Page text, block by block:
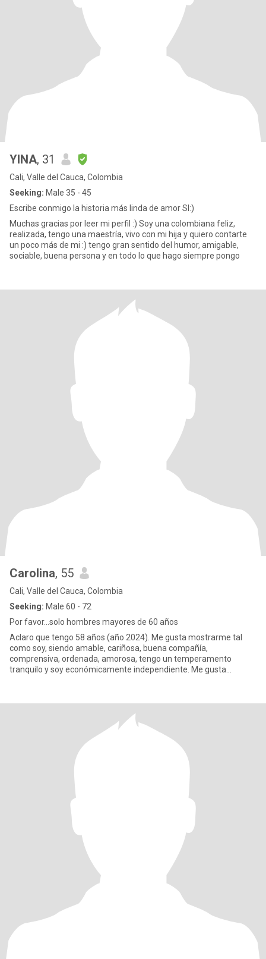
YINA, 31
Cali, Valle del Cauca, Colombia
Seeking: Male 35 - 45
Escribe conmigo la historia más linda de amor SI:)
Muchas gracias por leer mi perfil :) Soy una colombiana feliz,
realizada, tengo una maestría, vivo con mi hija y quiero contarte
un poco más de mi :) tengo gran sentido del humor, amigable,
sociable, buena persona y en todo lo que hago siempre pongo
Carolina, 55
Cali, Valle del Cauca, Colombia
Seeking: Male 60 - 72
Por favor...solo hombres mayores de 60 años
Aclaro que tengo 58 años (año 2024). Me gusta mostrarme tal
como soy, siendo amable, cariñosa, buena compañía,
comprensiva, ordenada, amorosa, tengo un temperamento
tranquilo y soy económicamente independiente. Me gusta